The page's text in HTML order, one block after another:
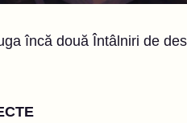
încă două Întâlniri de